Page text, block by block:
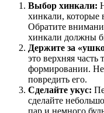
Выбор хинкали:
хинкали, которые
Обратите
хинкали должны
Держите за
это верхняя часть
формировании. Не
повредить его.
Сделайте укус:
сделайте